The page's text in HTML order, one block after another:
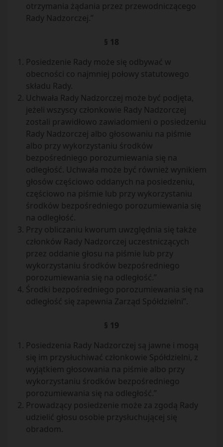
otrzymania żądania przez przewodniczącego
Rady Nadzorczej.”
§ 18
Posiedzenie Rady może się odbywać w
obecności co najmniej połowy statutowego
składu Rady.
Uchwała Rady Nadzorczej może być podjęta,
jeżeli wszyscy członkowie Rady Nadzorczej
zostali prawidłowo zawiadomieni o posiedzeniu
Rady Nadzorczej albo głosowaniu na piśmie
albo przy wykorzystaniu środków
bezpośredniego porozumiewania się na
odległość. Uchwała może być również wynikiem
głosów częściowo oddanych na posiedzeniu,
częściowo na piśmie lub przy wykorzystaniu
środków bezpośredniego porozumiewania się
na odległość.
Przy obliczaniu kworum uwzględnia się także
członków Rady Nadzorczej uczestniczących
przez oddanie głosu na piśmie lub przy
wykorzystaniu środków bezpośredniego
porozumiewania się na odległość.”
Środki bezpośredniego porozumiewania się na
odległość się zapewnia Zarząd Spółdzielni”.
§ 19
Posiedzenia Rady Nadzorczej są jawne i mogą
się im przysłuchiwać członkowie Spółdzielni, z
wyjątkiem głosowania na piśmie albo przy
wykorzystaniu środków bezpośredniego
porozumiewania się na odległość.”
Prowadzący posiedzenie może za zgodą Rady
udzielić głosu osobie przysłuchującej się
obradom.